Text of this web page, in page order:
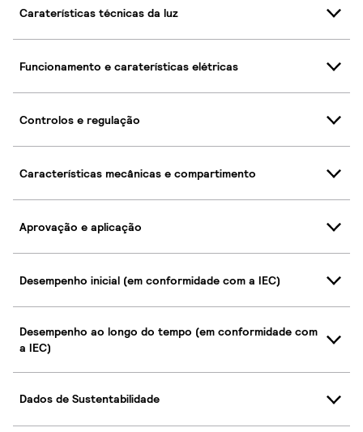
Caraterísticas técnicas da luz
Funcionamento e caraterísticas elétricas
Controlos e regulação
Características mecânicas e compartimento
Aprovação e aplicação
Desempenho inicial (em conformidade com a IEC)
Desempenho ao longo do tempo (em conformidade com
a IEC)
Dados de Sustentabilidade